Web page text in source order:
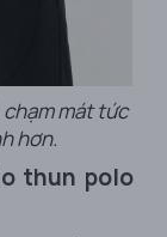
mát tức
hơn.
thun polo